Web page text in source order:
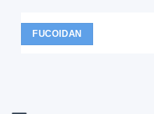
FUCOIDAN